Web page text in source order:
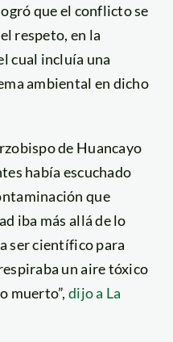
que el conflicto se
respeto, en la
cual incluía una
ambiental en dicho
de Huancayo
había escuchado
que
iba más allá de lo
ser científico para
un aire tóxico
muerto”, dijo a La